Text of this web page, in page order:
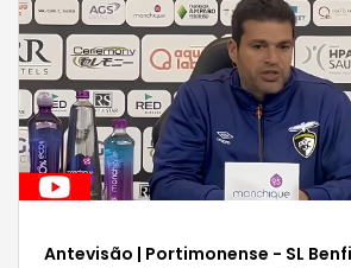
Antevisão | Portimonense - SL